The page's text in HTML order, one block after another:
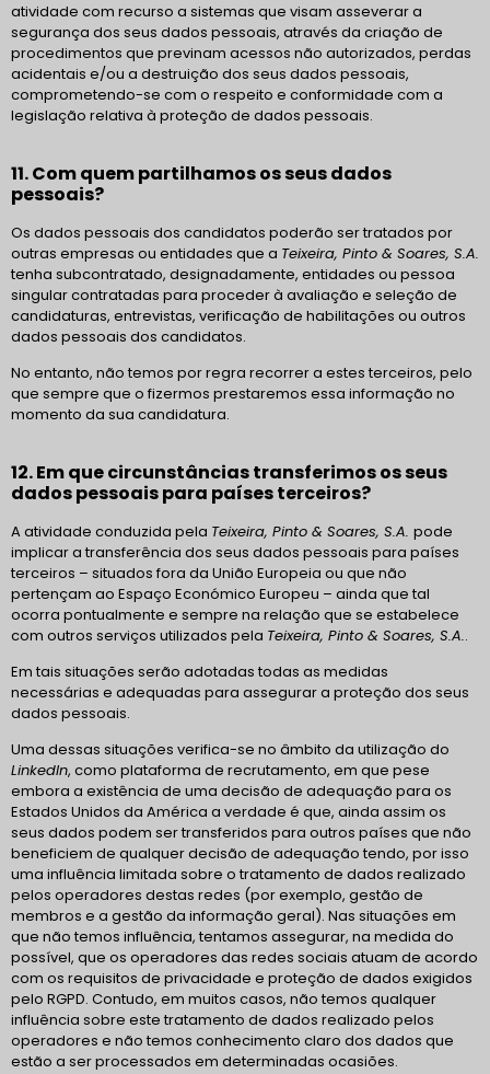
atividade com recurso a sistemas que visam asseverar a
segurança dos seus dados pessoais, através da criação de
procedimentos que previnam acessos não autorizados, perdas
acidentais e/ou a destruição dos seus dados pessoais,
comprometendo-se com o respeito e conformidade com a
legislação relativa à proteção de dados pessoais.
11. Com quem partilhamos os seus dados
pessoais?
Os dados pessoais dos candidatos poderão ser tratados por
outras empresas ou entidades que a Teixeira, Pinto & Soares, S.A.
tenha subcontratado, designadamente, entidades ou pessoa
singular contratadas para proceder à avaliação e seleção de
candidaturas, entrevistas, verificação de habilitações ou outros
dados pessoais dos candidatos.
No entanto, não temos por regra recorrer a estes terceiros, pelo
que sempre que o fizermos prestaremos essa informação no
momento da sua candidatura.
12. Em que circunstâncias transferimos os seus
dados pessoais para países terceiros?
A atividade conduzida pela Teixeira, Pinto & Soares, S.A. pode
implicar a transferência dos seus dados pessoais para países
terceiros – situados fora da União Europeia ou que não
pertençam ao Espaço Económico Europeu – ainda que tal
ocorra pontualmente e sempre na relação que se estabelece
com outros serviços utilizados pela Teixeira, Pinto & Soares, S.A..
Em tais situações serão adotadas todas as medidas
necessárias e adequadas para assegurar a proteção dos seus
dados pessoais.
Uma dessas situações verifica-se no âmbito da utilização do
LinkedIn, como plataforma de recrutamento, em que pese
embora a existência de uma decisão de adequação para os
Estados Unidos da América a verdade é que, ainda assim os
seus dados podem ser transferidos para outros países que não
beneficiem de qualquer decisão de adequação tendo, por isso
uma influência limitada sobre o tratamento de dados realizado
pelos operadores destas redes (por exemplo, gestão de
membros e a gestão da informação geral). Nas situações em
que não temos influência, tentamos assegurar, na medida do
possível, que os operadores das redes sociais atuam de acordo
com os requisitos de privacidade e proteção de dados exigidos
pelo RGPD. Contudo, em muitos casos, não temos qualquer
influência sobre este tratamento de dados realizado pelos
operadores e não temos conhecimento claro dos dados que
estão a ser processados em determinadas ocasiões.